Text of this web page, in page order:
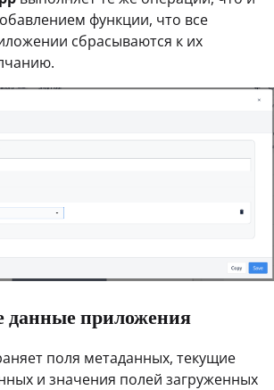
функции, что все
сбрасываются к их
данные приложения
поля метаданных, текущие
и значения полей загруженных